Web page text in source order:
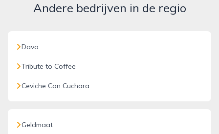
Andere bedrijven in de regio
Davo
Tribute to Coffee
Ceviche Con Cuchara
Geldmaat